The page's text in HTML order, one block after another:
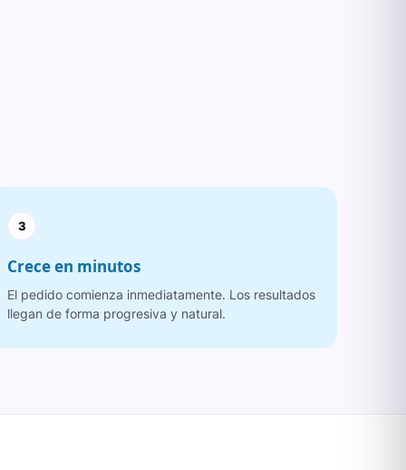
3
Crece en minutos
El pedido comienza inmediatamente. Los resultados
llegan de forma progresiva y natural.